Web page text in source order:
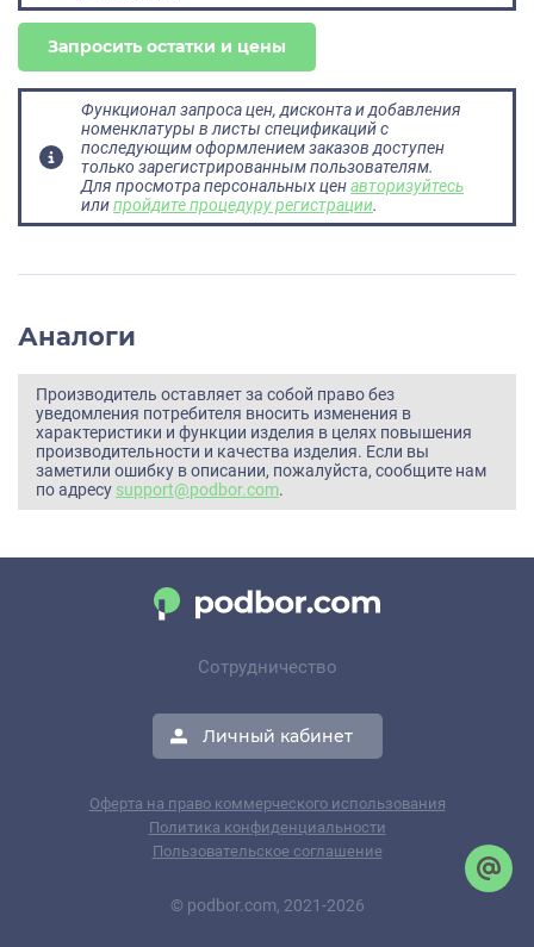
Запросить остатки и цены
Функционал запроса цен, дисконта и добавления
номенклатуры в листы спецификаций с
последующим оформлением заказов доступен
только зарегистрированным пользователям.
Для просмотра персональных ценавторизуйтесь
илипройдите процедуру регистрации.
Аналоги
Производитель оставляет за собой право без
уведомления потребителя вносить изменения в
характеристики и функции изделия в целях повышения
производительности и качества изделия. Если вы
заметили ошибку в описании, пожалуйста, сообщите нам
по адресу support@podbor.com.
Сотрудничество
Личный кабинет
Оферта на право коммерческого использования
Политика конфиденциальности
Пользовательское соглашение
© podbor.com, 2021-2026